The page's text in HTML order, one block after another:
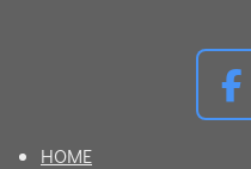
F
a
HOME